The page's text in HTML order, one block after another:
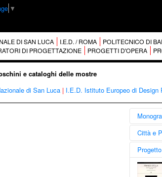
▼
DI SAN LUCA I.E.D. / ROMA POLITECNICO DI
DI PROGETTAZIONE PROGETTI D'OPERA
e cataloghi delle mostre
di San Luca | I.E.D. Istituto Europeo di Design
Città e